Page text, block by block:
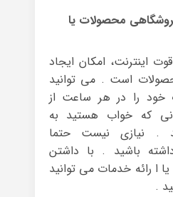
محصولات یا
اینترنت، امکان ایجاد
است . می توانید
را در هر ساعت از
که خواب هستید به
. نیازی نیست حتما
باشید . با داشتن
ا رائه خدمات می توانید
.